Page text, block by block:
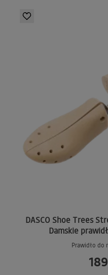
DASCO Shoe Trees
Damskie
Prawidło do